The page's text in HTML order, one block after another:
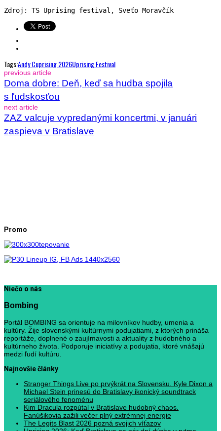
Zdroj: TS Uprising festival, Sveťo Moravčík
Tags:Andy CUprising 2026Uprising Festival
previous article
Doma dobre: Deň, keď sa hudba spojila
s ľudskosťou
next article
ZAZ valcuje vypredanými koncertmi, v januári
zaspieva v Bratislave
Promo
Niečo o nás
Bombing
Portál BOMBING sa orientuje na milovníkov hudby, umenia a
kultúry. Žije slovenskými kultúrnymi podujatiami, z ktorých prináša
reportáže, doplnené o zaujímavosti a aktuality z hudobného a
kultúrneho života. Podporuje iniciatívy a podujatia, ktoré vnášajú
medzi ľudí kultúru.
Najnovšie články
Stranger Things Live po prvýkrát na Slovensku. Kyle Dixon a
Michael Stein prinesú do Bratislavy ikonický soundtrack
seriálového fenoménu
Kim Dracula rozpútal v Bratislave hudobný chaos.
Fanúšikovia zažili večer plný extrémnej energie
The Legits Blast 2026 pozná svojich víťazov